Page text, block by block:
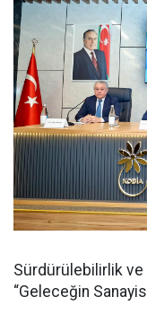
Sürdürülebilirlik
“Geleceğin